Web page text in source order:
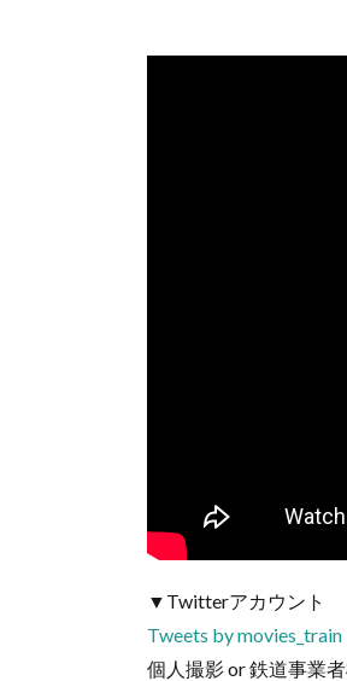
▼Twitterアカウント
Tweets by movies_train
個人撮影 or 鉄道事業